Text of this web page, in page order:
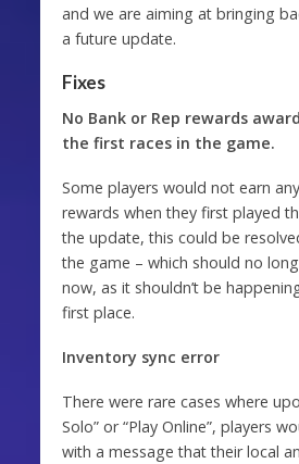
and we are aiming at bringing
a future update.
Fixes
No Bank or Rep rewards
the first races in the game.
Some players would not earn
rewards when they first played
the update, this could be
the game – which should no
now, as it shouldn’t be
first place.
Inventory sync error
There were rare cases where
Solo” or “Play Online”, players
with a message that their local